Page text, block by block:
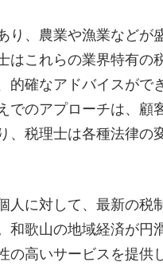
、農業や漁業などが
これらの業界特有の
確なアドバイスがで
のアプローチは、顧
税理士は各種法律の
に対して、最新の税
歌山の地域経済が円
高いサービスを提供